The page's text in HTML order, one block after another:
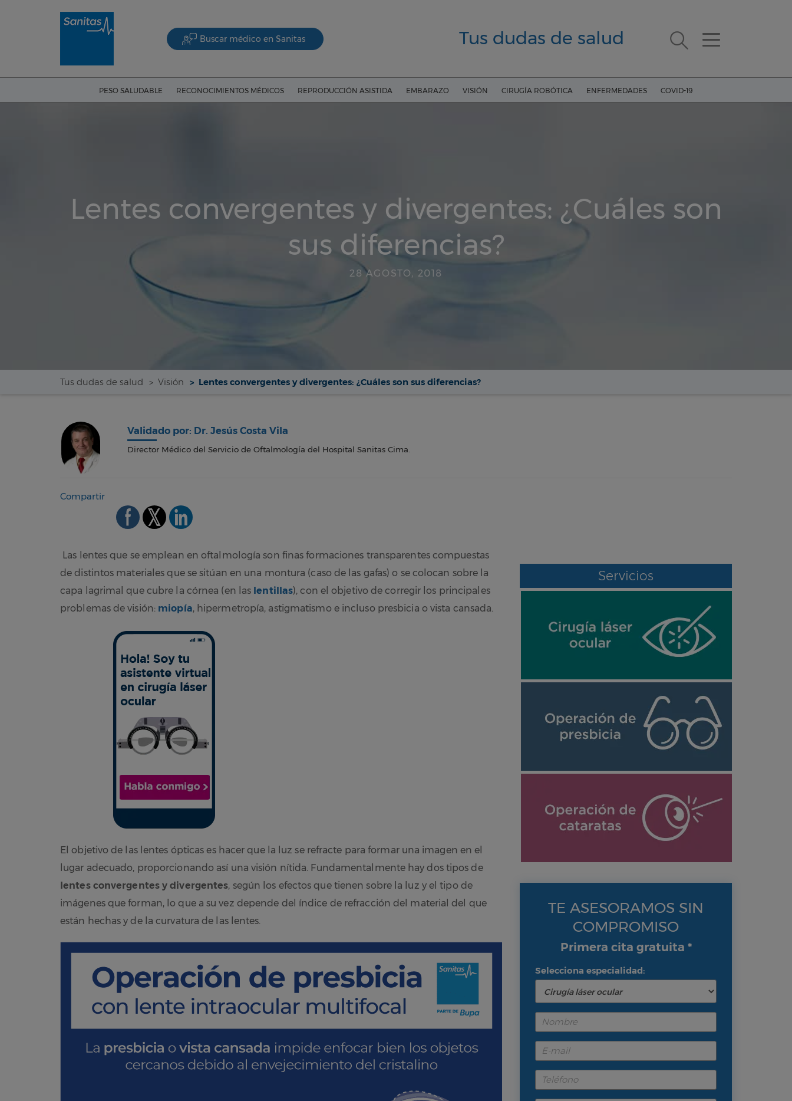
Buscar médico en Sanitas Tus dudas de salud
PESO SALUDABLE RECONOCIMIENTOS MÉDICOS REPRODUCCIÓN ASISTIDA EMBARAZO VISIÓN CIRUGÍA ROBÓTICA ENFERMEDADES COVID-19
Lentes convergentes y divergentes: ¿Cuáles son
sus diferencias?
28 AGOSTO, 2018
Tus dudas de salud Visión Lentes convergentes y divergentes: ¿Cuáles son sus diferencias?
Validado por: Dr. Jesús Costa Vila
Director Médico del Servicio de Oftalmología del Hospital Sanitas Cima.
Compartir
Las lentes que se emplean en oftalmología son finas formaciones transparentes compuestas
de distintos materiales que se sitúan en una montura (caso de las gafas) o se colocan sobre la
capa lagrimal que cubre la córnea (en las lentillas), con el objetivo de corregir los principales
problemas de visión: miopía, hipermetropía, astigmatismo e incluso presbicia o vista cansada.
El objetivo de las lentes ópticas es hacer que la luz se refracte para formar una imagen en el
lugar adecuado, proporcionando así una visión nítida. Fundamentalmente hay dos tipos de
lentes convergentes y divergentes, según los efectos que tienen sobre la luz y el tipo de
imágenes que forman, lo que a su vez depende del índice de refracción del material del que
están hechas y de la curvatura de las lentes.
Servicios
TE ASESORAMOS SIN
COMPROMISO
Primera cita gratuita *
Selecciona especialidad: